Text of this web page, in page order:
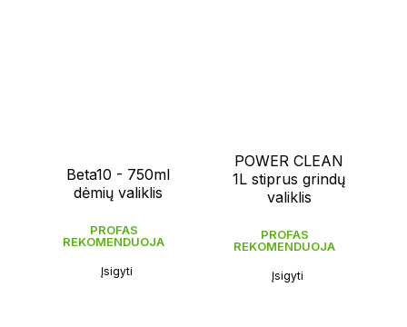
Beta10 - 750ml
dėmių valiklis
PROFAS
REKOMENDUOJA
Įsigyti
POWER CLEAN
1L stiprus grindų
valiklis
PROFAS
REKOMENDUOJA
Įsigyti